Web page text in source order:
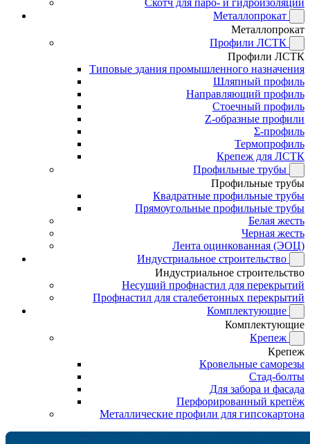
Скотч для паро- и гидроизоляции
Металлопрокат
Металлопрокат
Профили ЛСТК
Профили ЛСТК
Типовые здания промышленного назначения
Шляпный профиль
Направляющий профиль
Стоечный профиль
Z-образные профили
Σ-профиль
Термопрофиль
Крепеж для ЛСТК
Профильные трубы
Профильные трубы
Квадратные профильные трубы
Прямоугольные профильные трубы
Белая жесть
Черная жесть
Лента оцинкованная (ЭОЦ)
Индустриальное строительство
Индустриальное строительство
Несущий профнастил для перекрытий
Профнастил для сталебетонных перекрытий
Комплектующие
Комплектующие
Крепеж
Крепеж
Кровельные саморезы
Стад-болты
Для забора и фасада
Перфорированный крепёж
Металлические профили для гипсокартона